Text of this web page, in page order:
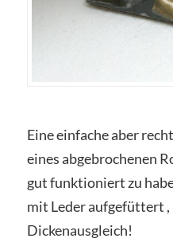
Eine einfache aber
eines abgebrochenen
gut funktioniert zu
mit Leder aufgefüttert
Dickenausgleich!